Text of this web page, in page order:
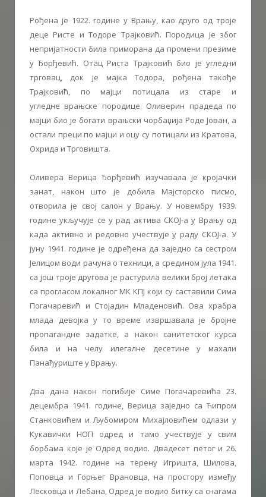
Рођена је 1922. године у Врању, као друго од троје
деце Ристе и Тодоре Трајковић. Породица је због
непријатности била приморана да промени презиме
у Ђорђевић. Отац Риста Трајковић био је угледни
трговац, док је мајка Тодора, рођена такође
Трајковић, по мајци потицала из старе и
угледне врањске породице. Оливерин прадеда по
мајци био је богати врањски чорбаџија Роде Јован, а
остали преци по мајци и оцу су потицали из Кратова,
Охрида и Трговишта.
Оливера Верица Ђорђевић изучавала је кројачки
занат, након што је добила Мајсторско писмо,
отворила је свој салон у Врању. У новембру 1939.
године укључује се у рад актива СКОЈ-а у Врању од
када активно и редовно учествује у раду СКОЈ-а. У
јуну 1941. године је одређена да заједно са сестром
Јелицом води рачуна о техници, а средином јула 1941.
са још троје другова је растурила велики број летака
са прогласом локалног МК КПЈ који су саставили Сима
Погачаревић и Стојадин Младеновић. Ова храбра
млада девојка у то време извршавала је бројне
пропагандне задатке, а након санитетског курса
била и на челу илегалне десетине у махали
Панађуриште у Врању.
Два дана након погибије Симе Погачаревића 23.
децембра 1941. године, Верица заједно са Ћипром
Станковићем и Љубомиром Михајловићем одлази у
Кукавички НОП одред и тамо учествује у свим
борбама које је Одред водио. Двадесет петог и 26.
марта 1942. године на терену Игришта, Шилова,
Поповца и Горњег Врановца, на простору између
Лесковца и Лебана, Одред је водио битку са снагама